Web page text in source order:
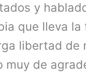
y
que lleva la
libertad de
muy de